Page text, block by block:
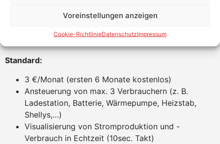
Voreinstellungen anzeigen
Cookie-RichtlinieDatenschutzImpressum
RCT Power Manager Abo:
App auf Android und iOS, Windows-Anwendung mit
Standard:
3 €/Monat (ersten 6 Monate kostenlos)
Ansteuerung von max. 3 Verbrauchern (z. B.
Ladestation, Batterie, Wärmepumpe, Heizstab,
Shellys,…)
Visualisierung von Stromproduktion und -
Verbrauch in Echtzeit (10sec. Takt)